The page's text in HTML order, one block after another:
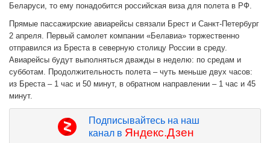
Беларуси, то ему понадобится российская виза для полета в РФ.
Прямые пассажирские авиарейсы связали Брест и Санкт-Петербург
2 апреля. Первый самолет компании «Белавиа» торжественно
отправился из Бреста в северную столицу России в среду.
Авиарейсы будут выполняться дважды в неделю: по средам и
субботам. Продолжительность полета – чуть меньше двух часов:
из Бреста – 1 час и 50 минут, в обратном направлении – 1 час и 45
минут.
Подписывайтесь на наш
канал в Яндекс.Дзен